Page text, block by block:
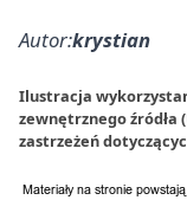
Autor:krystian
Ilustracja
zewnętrznego źródła
zastrzeżeń